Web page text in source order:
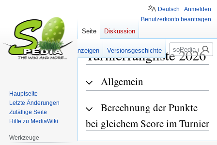
Turnierrangliste 2026
Zur
Navigation
Zur
Suche
Allgemein
Berechnung der Punkte
bei gleichem Score im Turnier
Deutsch
Anmelden
Benutzerkonto beantragen
Seite Diskussion
Lesen Quelltext anzeigen Versionsgeschichte Suche
Hauptseite
Letzte Änderungen
Zufällige Seite
Hilfe zu MediaWiki
Werkzeuge